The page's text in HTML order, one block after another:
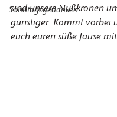
Sonntagsgedanken
sind unsere Nußkronen
günstiger. Kommt vorbei
euch euren süße Jause mit